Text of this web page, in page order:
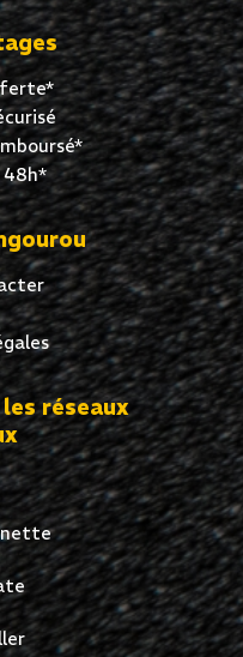
48h*
réseaux